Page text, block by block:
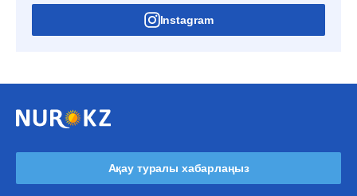
Instagram
Ақау туралы хабарлаңыз